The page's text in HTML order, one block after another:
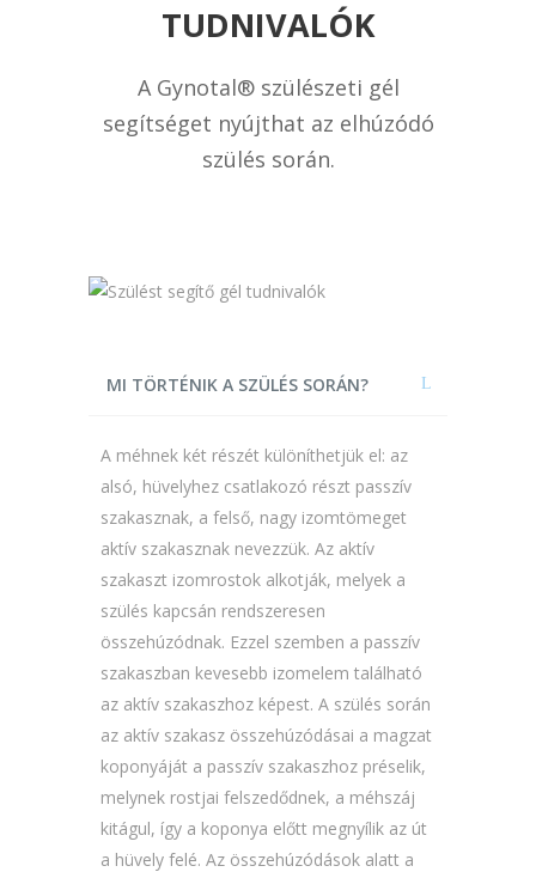
TUDNIVALÓK
A Gynotal® szülészeti gél
segítséget nyújthat az elhúzódó
szülés során.
MI TÖRTÉNIK A SZÜLÉS SORÁN?
A méhnek két részét különíthetjük el: az
alsó, hüvelyhez csatlakozó részt passzív
szakasznak, a felső, nagy izomtömeget
aktív szakasznak nevezzük. Az aktív
szakaszt izomrostok alkotják, melyek a
szülés kapcsán rendszeresen
összehúzódnak. Ezzel szemben a passzív
szakaszban kevesebb izomelem található
az aktív szakaszhoz képest. A szülés során
az aktív szakasz összehúzódásai a magzat
koponyáját a passzív szakaszhoz préselik,
melynek rostjai felszedődnek, a méhszáj
kitágul, így a koponya előtt megnyílik az út
a hüvely felé. Az összehúzódások alatt a